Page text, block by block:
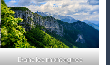
Dans les montagnes